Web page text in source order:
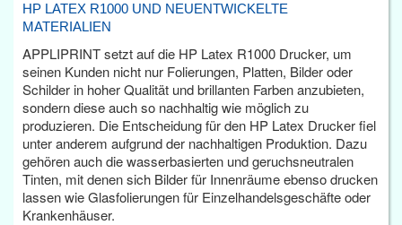
HP LATEX R1000 UND NEUENTWICKELTE
MATERIALIEN
APPLIPRINT setzt auf die HP Latex R1000 Drucker, um
seinen Kunden nicht nur Folierungen, Platten, Bilder oder
Schilder in hoher Qualität und brillanten Farben anzubieten,
sondern diese auch so nachhaltig wie möglich zu
produzieren. Die Entscheidung für den HP Latex Drucker fiel
unter anderem aufgrund der nachhaltigen Produktion. Dazu
gehören auch die wasserbasierten und geruchsneutralen
Tinten, mit denen sich Bilder für Innenräume ebenso drucken
lassen wie Glasfolierungen für Einzelhandelsgeschäfte oder
Krankenhäuser.